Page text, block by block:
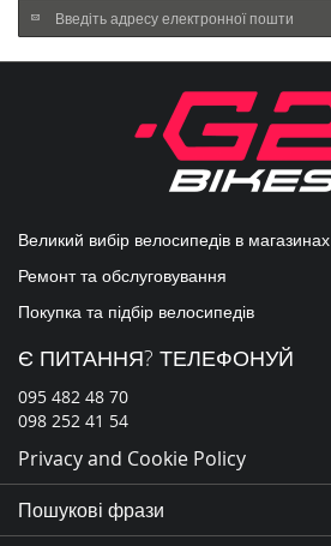
Підпишіться
на
нашу
Великий вибір велосипедів в магазинах
Ремонт та обслуговування
Покупка та підбір велосипедів
Є ПИТАННЯ? ТЕЛЕФОНУЙ
095 482 48 70
098 252 41 54
Privacy and Cookie Policy
Пошукові фрази